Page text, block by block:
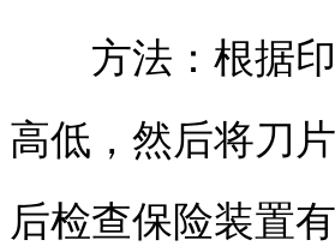
方法：根据印
高低，然后将刀
后检查保险装置